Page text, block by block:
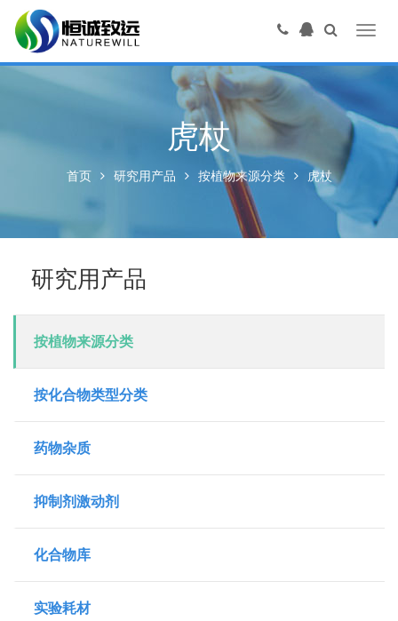
虎杖
首页 研究用产品 按植物来源分类 虎杖
研究用产品
按植物来源分类
按化合物类型分类
药物杂质
抑制剂激动剂
化合物库
实验耗材